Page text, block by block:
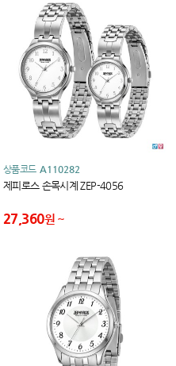
상품코드 A110282
제피로스 손목시계 ZEP-4056
27,360원